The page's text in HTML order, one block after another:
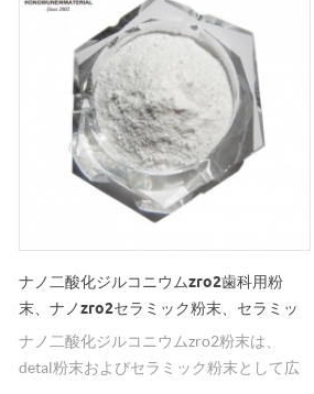
ナノ二酸化ジルコニウムzro2歯科用粉
末、ナノzro2セラミック粉末、セラミッ
クzro2粉末
ナノ二酸化ジルコニウムzro2粉末は、
detal粉末およびセラミック粉末として広